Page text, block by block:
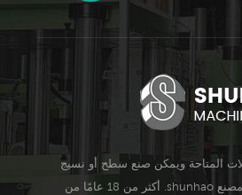
المتاحة ويمكن صنع سطح أو نسيج
مختلف القوالب من مصنع shunhao. أكثر من 18 عامًا من